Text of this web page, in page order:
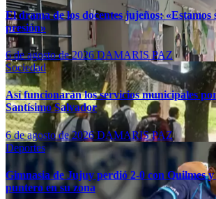
El drama de los docentes jujeños: «Estamos
presión»
6 de agosto de 2026DAMARIS PAZ
Sociedad
Así funcionarán los servicios municipales
Santísimo Salvador
6 de agosto de 2026DAMARIS PAZ
Deportes
Gimnasia de Jujuy perdió 2-0 con Quilmes
puntero en su zona